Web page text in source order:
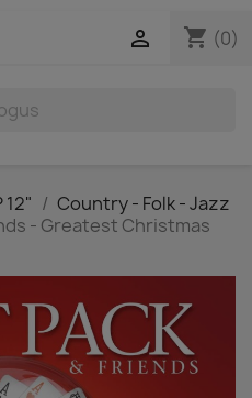
shopping_cart (0)

12"
Country - Folk - Jazz
- Greatest Christmas